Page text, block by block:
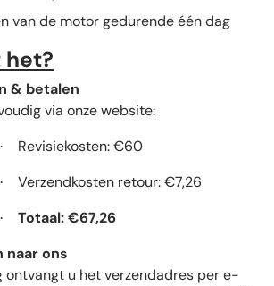
van de motor gedurende één dag
het?
& betalen
via onze website:
· Revisiekosten: €60
· Verzendkosten retour: €7,26
·
Totaal: €67,26
naar ons
ontvangt u het verzendadres per e-